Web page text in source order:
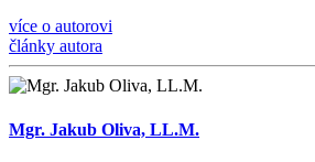
více o autorovi
články autora
Mgr. Jakub Oliva, LL.M.